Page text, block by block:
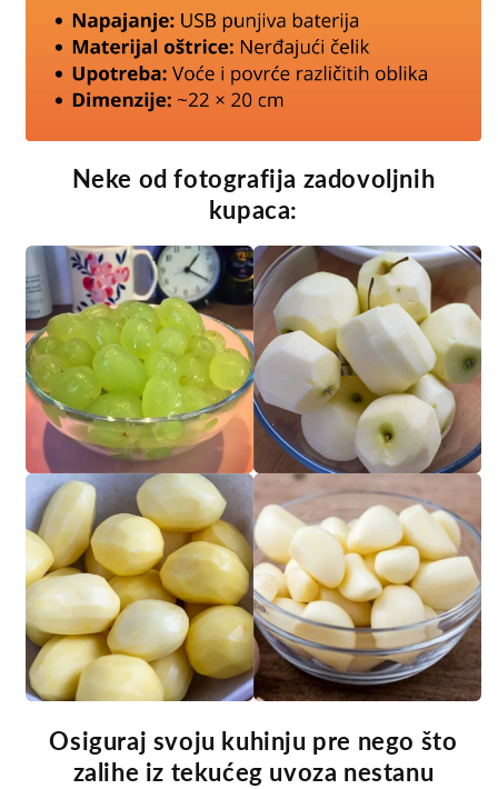
Neke od fotografija zadovoljnih
kupaca:
Osiguraj svoju kuhinju pre nego što
zalihe iz tekućeg uvoza nestanu